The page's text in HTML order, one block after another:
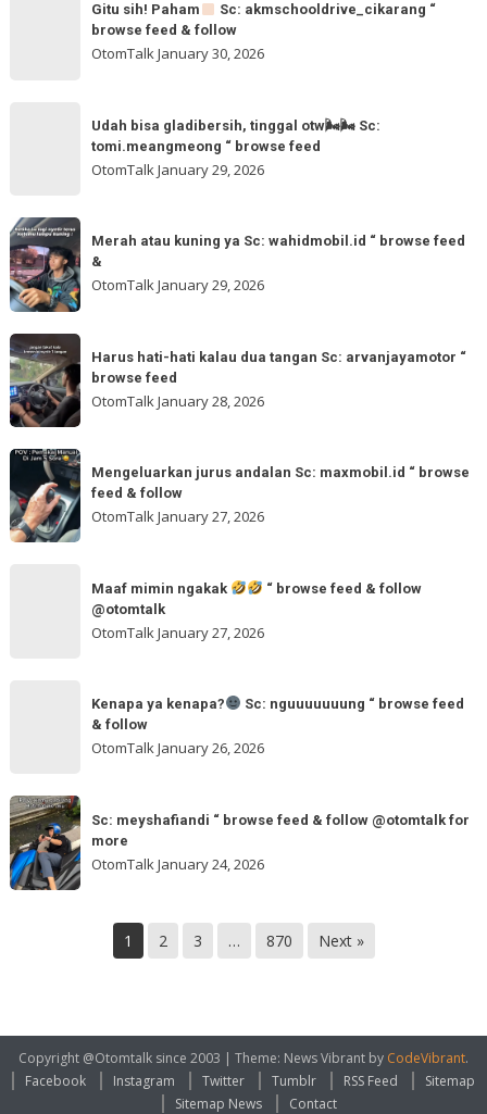
@otomtalk
akmschooldrive_cikarang
&
follow
Gitu sih! Paham
Sc: akmschooldrive_cikarang “
browse feed & follow
OtomTalkJanuary 30, 2026
gladibersih,
otw
🌬
🌬
Sc:
“
browse
feed
Udah bisa gladibersih, tinggal otw🌬🌬 Sc:
tomi.meangmeong “ browse feed
OtomTalkJanuary 29, 2026
Merah
atau
kuning
ya
Sc:
wahidmobil.id
“
browse
Merah atau kuning ya Sc: wahidmobil.id “ browse feed
&
OtomTalkJanuary 29, 2026
Harus
hati-
hati
kalau
dua
tangan
Sc:
arvanjayamotor
Harus hati-hati kalau dua tangan Sc: arvanjayamotor “
browse feed
OtomTalkJanuary 28, 2026
Mengeluarkan
jurus
andalan
Sc:
Mengeluarkan jurus andalan Sc: maxmobil.id “ browse
feed & follow
OtomTalkJanuary 27, 2026
follow
@otomtalk
Maaf mimin ngakak
“ browse feed & follow
@otomtalk
OtomTalkJanuary 27, 2026
Sc:
nguuuuuuung
“
browse
Kenapa ya kenapa?
Sc: nguuuuuuung “ browse feed
& follow
OtomTalkJanuary 26, 2026
Sc:
meyshafiandi
“
browse
more
Sc: meyshafiandi “ browse feed & follow @otomtalk for
more
OtomTalk January 24, 2026
1 2 3 … 870 Next »
Copyright @Otomtalk since 2003 | Theme: News Vibrant by CodeVibrant.
Facebook
Instagram Twitter Tumblr RSS Feed
Sitemap
Sitemap News
Contact